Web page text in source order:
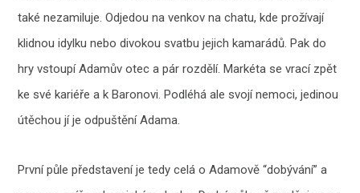
také nezamiluje. Odjedou na venkov na chatu, kde prožívají
klidnou idylku nebo divokou svatbu jejich kamarádů. Pak do
hry vstoupí Adamův otec a pár rozdělí. Markéta se vrací zpět
ke své kariéře a k Baronovi. Podléhá ale svojí nemoci, jedinou
útěchou jí je odpuštění Adama.
První půle představení je tedy celá o Adamově “dobývání” a